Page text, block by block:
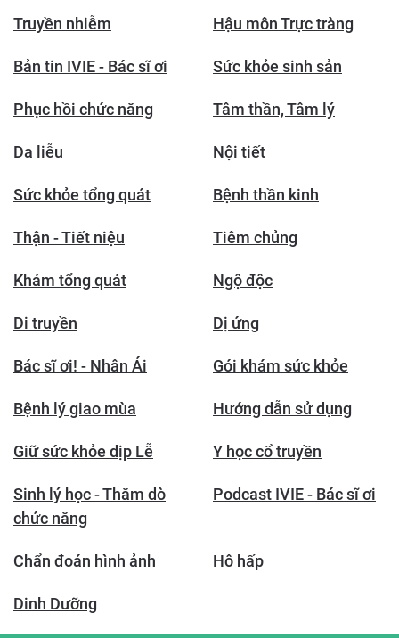
Truyền nhiễm Hậu môn Trực tràng
Bản tin IVIE - Bác sĩ ơi Sức khỏe sinh sản
Phục hồi chức năng Tâm thần, Tâm lý
Da liễu Nội tiết
Sức khỏe tổng quát Bệnh thần kinh
Thận - Tiết niệu Tiêm chủng
Khám tổng quát Ngộ độc
Di truyền Dị ứng
Bác sĩ ơi! - Nhân Ái Gói khám sức khỏe
Bệnh lý giao mùa Hướng dẫn sử dụng
Giữ sức khỏe dịp Lễ Y học cổ truyền
Sinh lý học - Thăm dò
chức năng
Podcast IVIE - Bác sĩ ơi
Chẩn đoán hình ảnh Hô hấp
Dinh Dưỡng